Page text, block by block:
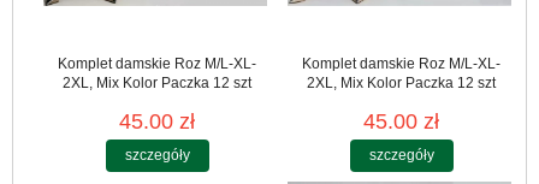
Komplet damskie Roz M/L-XL-
2XL, Mix Kolor Paczka 12 szt
45.00 zł
szczegóły
Komplet damskie Roz M/L-XL-
2XL, Mix Kolor Paczka 12 szt
45.00 zł
szczegóły